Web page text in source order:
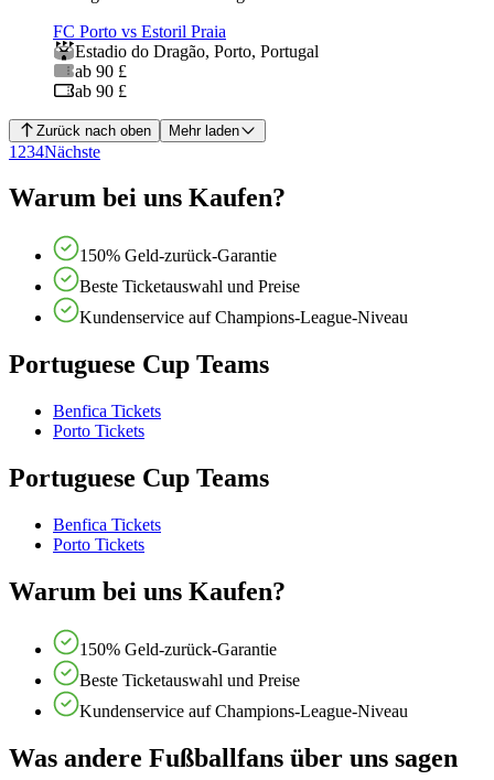
FC Porto vs Estoril Praia
Estadio do Dragão, Porto, Portugal
ab 90 £
ab 90 £
Zurück nach oben Mehr laden
1 234Nächste
Warum bei uns Kaufen?
150% Geld-zurück-Garantie
Beste Ticketauswahl und Preise
Kundenservice auf Champions-League-Niveau
Portuguese Cup Teams
Benfica Tickets
Porto Tickets
Portuguese Cup Teams
Benfica Tickets
Porto Tickets
Warum bei uns Kaufen?
150% Geld-zurück-Garantie
Beste Ticketauswahl und Preise
Kundenservice auf Champions-League-Niveau
Was andere Fußballfans über uns sagen